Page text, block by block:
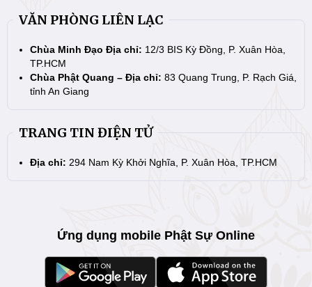
VĂN PHÒNG LIÊN LẠC
Chùa Minh Đạo Địa chỉ: 12/3 BIS Kỳ Đồng, P. Xuân Hòa,
TP.HCM
Chùa Phật Quang – Địa chỉ: 83 Quang Trung, P. Rạch Giá,
tỉnh An Giang
TRANG TIN ĐIỆN TỬ
Địa chỉ: 294 Nam Kỳ Khởi Nghĩa, P. Xuân Hòa, TP.HCM
Ứng dụng mobile Phật Sự Online